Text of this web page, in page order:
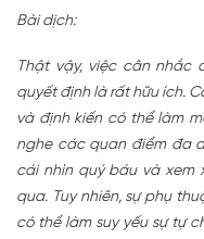
Bài dịch:
Thật vậy, việc cân nhắc
quyết định là rất hữu ích.
và định kiến có thể làm
nghe các quan điểm đa
cái nhìn quý báu và xem
qua. Tuy nhiên, sự phụ
có thể làm suy yếu sự tự